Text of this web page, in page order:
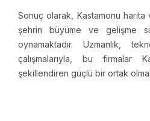
Sonuç olarak, Kastamonu harita
şehrin büyüme ve gelişme
oynamaktadır. Uzmanlık,
çalışmalarıyla, bu firmalar
şekillendiren güçlü bir ortak